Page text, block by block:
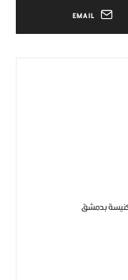
EMAIL
بدمشق